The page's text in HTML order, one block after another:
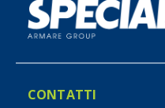
CONTATTI